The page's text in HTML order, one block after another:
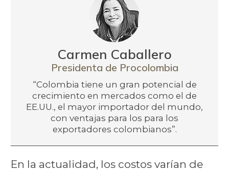
Carmen Caballero
Presidenta de Procolombia
“Colombia tiene un gran potencial de
crecimiento en mercados como el de
EE.UU., el mayor importador del mundo,
con ventajas para los para los
exportadores colombianos”.
En la actualidad, los costos varían de